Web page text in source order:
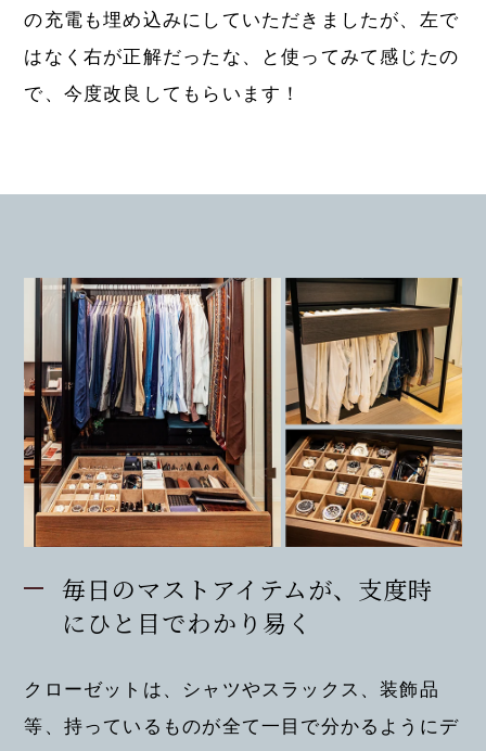
の充電も埋め込みにしていただきましたが、左で
はなく右が正解だったな、と使ってみて感じたの
で、今度改良してもらいます！
毎日のマストアイテムが、支度時
にひと目でわかり易く
クローゼットは、シャツやスラックス、装飾品
等、持っているものが全て一目で分かるようにデ